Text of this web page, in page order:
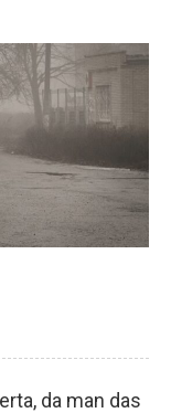
da man das